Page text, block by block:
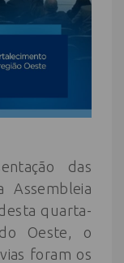
das
Assembleia
quarta-
Oeste, o
foram os